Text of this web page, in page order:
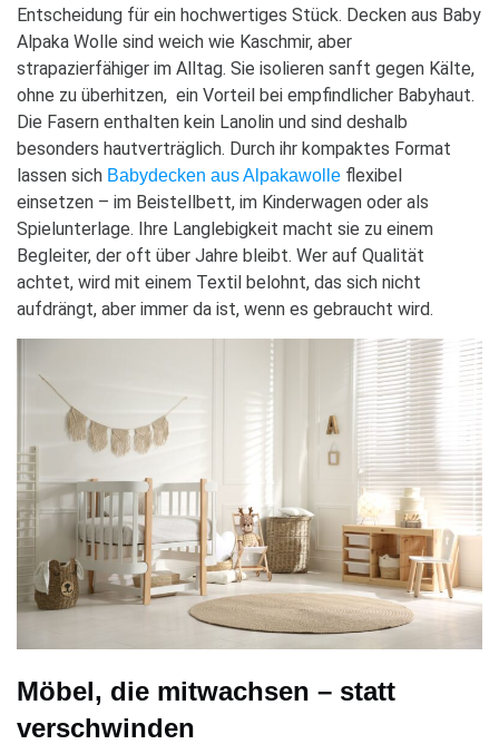
Entscheidung für ein hochwertiges Stück. Decken aus Baby
Alpaka Wolle sind weich wie Kaschmir, aber
strapazierfähiger im Alltag. Sie isolieren sanft gegen Kälte,
ohne zu überhitzen, ein Vorteil bei empfindlicher Babyhaut.
Die Fasern enthalten kein Lanolin und sind deshalb
besonders hautverträglich. Durch ihr kompaktes Format
lassen sich Babydecken aus Alpakawolle flexibel
einsetzen – im Beistellbett, im Kinderwagen oder als
Spielunterlage. Ihre Langlebigkeit macht sie zu einem
Begleiter, der oft über Jahre bleibt. Wer auf Qualität
achtet, wird mit einem Textil belohnt, das sich nicht
aufdrängt, aber immer da ist, wenn es gebraucht wird.
Möbel, die mitwachsen – statt
verschwinden